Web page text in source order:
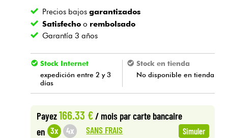
Cables & Acces.
Precios bajosgarantizados
Satisfecho o rembolsado
Garantía 3 años
Stock Internet
expedición entre 2 y 3
días
Stock en tienda
No disponible en tienda
Payez166.33 €/ mois par carte bancaire
en 3x 4x SANS FRAIS Simuler